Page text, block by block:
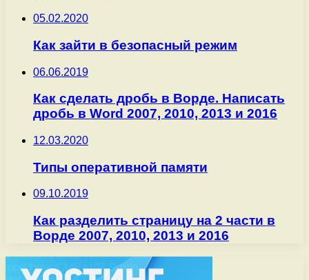
05.02.2020
Как зайти в безопасный режим
06.06.2019
Как сделать дробь в Ворде. Написать
дробь в Word 2007, 2010, 2013 и 2016
12.03.2020
Типы оперативной памяти
09.10.2019
Как разделить страницу на 2 части в
Ворде 2007, 2010, 2013 и 2016